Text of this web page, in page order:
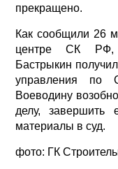
прекращено.
Как сообщили 26
центре СК РФ,
Бастрыкин
управления по
Воеводину
делу, завершить
материалы в суд.
фото: ГК